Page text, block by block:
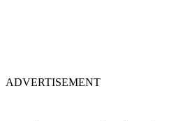
ADVERTISEMENT